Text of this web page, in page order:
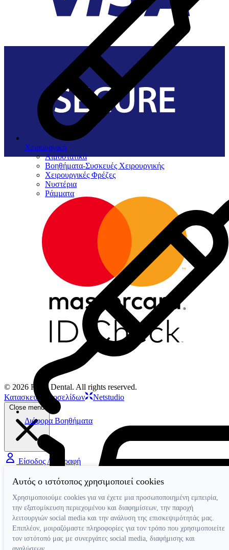
Χειρουργική
Αιμοστατικά
Βοηθήματα-Συσκευές Χειρουργικής
Χειρουργικές Φρέζες
Νυστέρια
Ράµµατα
Διάφορα Βοηθήματα
© 2026 Filios Dental. All rights reserved.
Κατασκευή ιστοσελίδων
Netstudio
Close menu
Είσοδος / Εγγραφή
Αυτός ο ιστότοπος χρησιμοποιεί cookies
Χρησιμοποιούμε cookies για να έχετε μια προσωποποιημένη εμπειρία,
την εξατομίκευση περιεχομένου και διαφημίσεων, την παροχή
λειτουργιών social media και την ανάλυση της επισκεψιμότητάς μας.
Επιπλέον, μοιραζόμαστε πληροφορίες για τον τρόπο που χρησιμοποιείτε
τον ιστότοπό μας με συνεργάτες social media, διαφήμισης και